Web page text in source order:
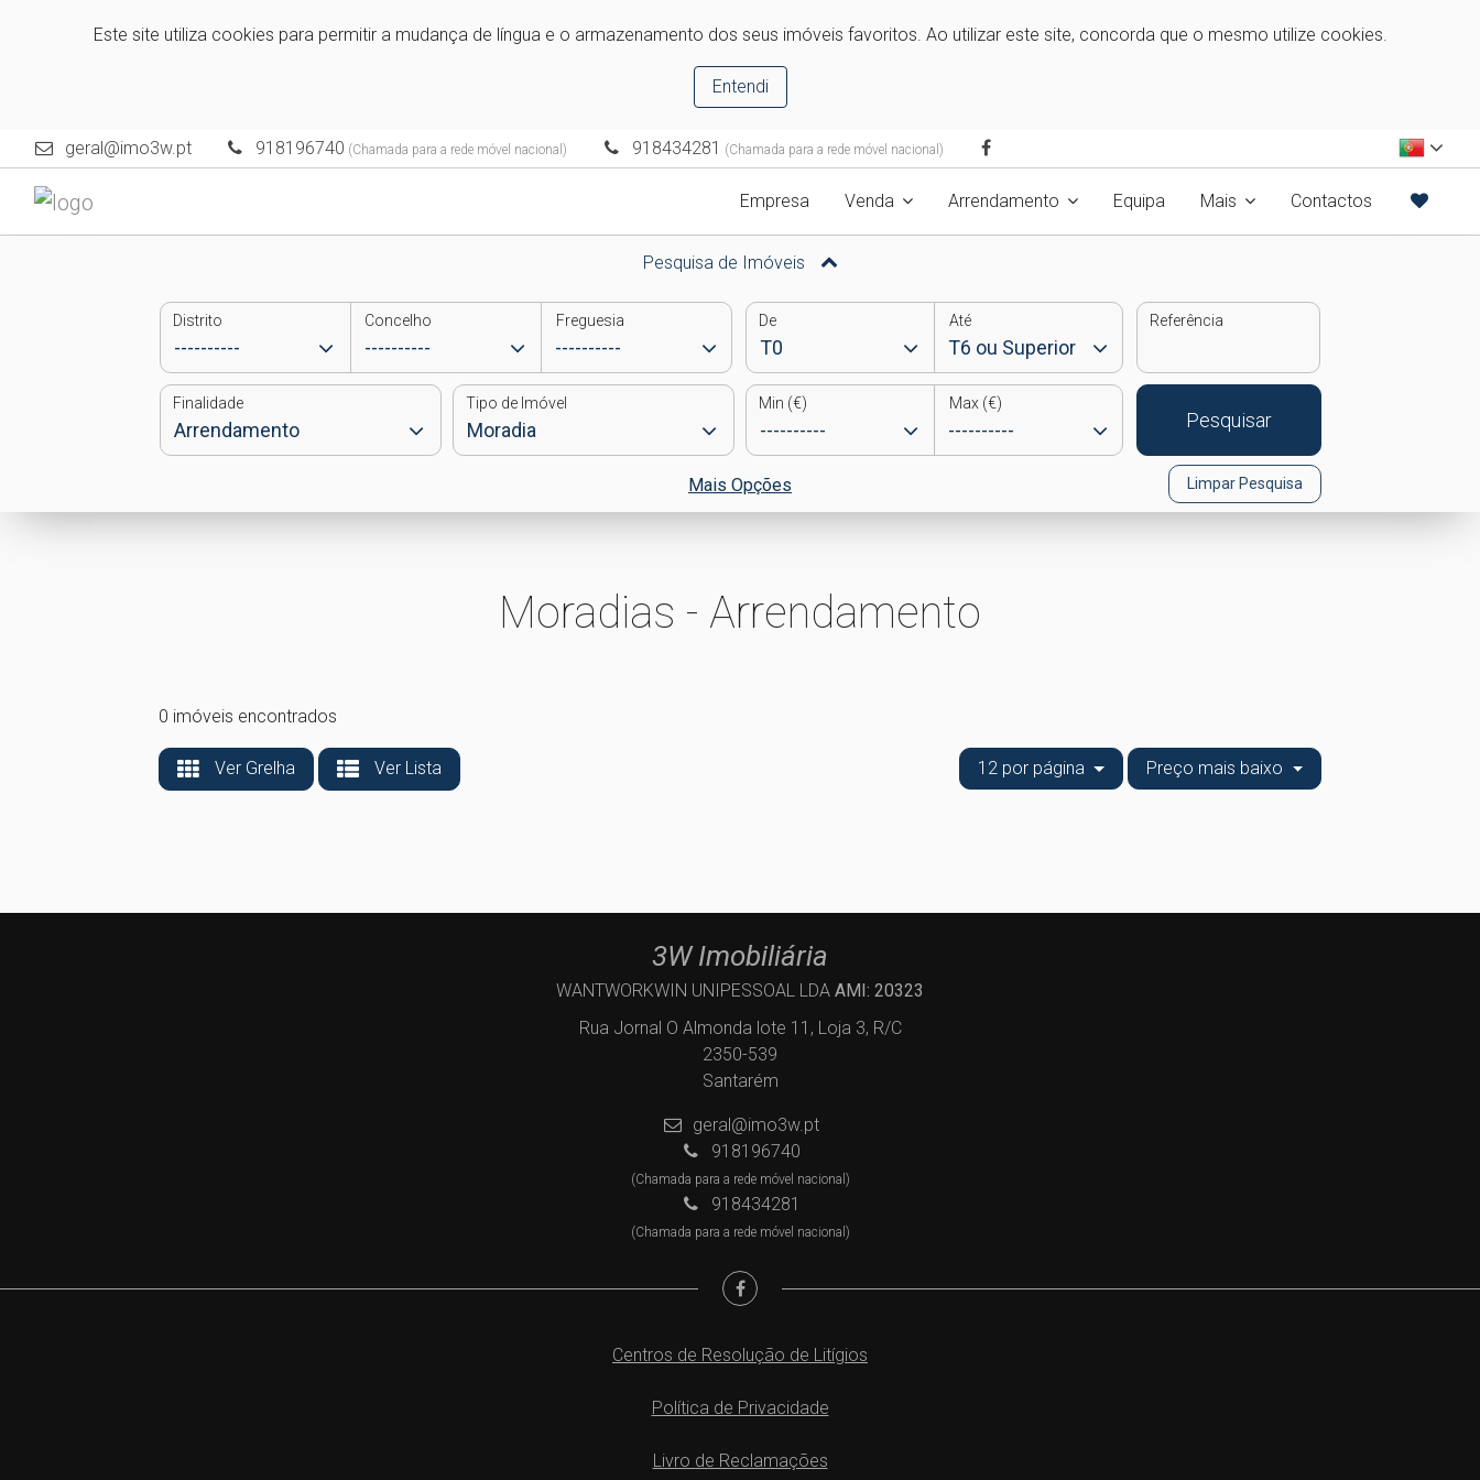
Este site utiliza cookies para permitir a mudança de língua e o armazenamento dos seus imóveis favoritos. Ao utilizar este site, concorda que o mesmo utilize cookies.
Entendi
geral@imo3w.pt 918196740 (Chamada para a rede móvel nacional) 918434281 (Chamada para a rede móvel nacional)
Empresa Venda Arrendamento Equipa Mais Contactos
Pesquisa de Imóveis
Distrito Concelho Freguesia De Até Referência
Finalidade Tipo de Imóvel Min (€) Max (€)
Pesquisar
Mais Opções Limpar Pesquisa
Moradias - Arrendamento
0 imóveis encontrados
Ver Grelha Ver Lista 12 por página Preço mais baixo
3W Imobiliária
WANTWORKWIN UNIPESSOAL LDA AMI: 20323
Rua Jornal O Almonda lote 11, Loja 3, R/C
2350-539
Santarém
geral@imo3w.pt
918196740
(Chamada para a rede móvel nacional)
918434281
(Chamada para a rede móvel nacional)
Centros de Resolução de Litígios
Política de Privacidade
Livro de Reclamações